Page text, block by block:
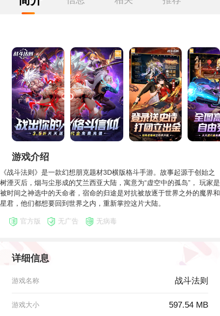
游戏介绍
《战斗法则》是一款幻想朋克题材3D横版格斗手游。故事起源于创始之
树湮灭后，烟与尘形成的艾兰西亚大陆，寓意为“虚空中的孤岛”， 玩家是
被时间之神选中的天命者，宿命的归途是对抗被放逐于世界之外的魔界和
星君，他们都想要回到世界之内，重新掌控这片大陆。
官方版 无广告 无病毒
详细信息
游戏名称 战斗法则
游戏大小 597.54 MB